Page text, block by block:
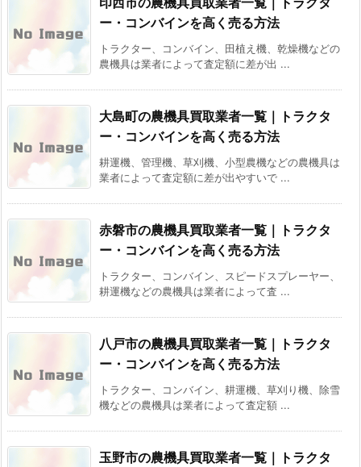
ー・コンバインを高く売る方法
トラクター、コンバイン、田植え機、乾燥機などの
農機具は業者によって査定額に差が出 ...
大島町の農機具買取業者一覧｜トラクタ
ー・コンバインを高く売る方法
耕運機、管理機、草刈機、小型農機などの農機具は
業者によって査定額に差が出やすいで ...
赤磐市の農機具買取業者一覧｜トラクタ
ー・コンバインを高く売る方法
トラクター、コンバイン、スピードスプレーヤー、
耕運機などの農機具は業者によって査 ...
八戸市の農機具買取業者一覧｜トラクタ
ー・コンバインを高く売る方法
トラクター、コンバイン、耕運機、草刈り機、除雪
機などの農機具は業者によって査定額 ...
玉野市の農機具買取業者一覧｜トラクタ